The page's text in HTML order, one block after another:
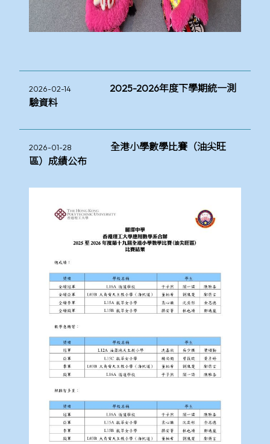
2026-02-14
2025-2026年度下學期統一測
驗資料
2026-01-28
全港小學數學比賽（油尖旺
區）成績公布